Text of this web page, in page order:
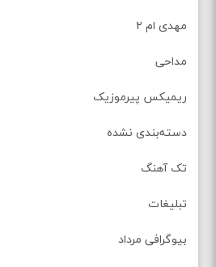
مهدی ام ۲
مداحی
ریمیکس پیرموزیک
دسته‌بندی نشده
تک آهنگ
تبلیغات
بیوگرافی مرداد